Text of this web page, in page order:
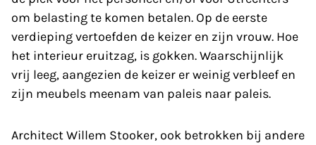
om belasting te komen betalen. Op de eerste
verdieping vertoefden de keizer en zijn vrouw. Hoe
het interieur eruitzag, is gokken. Waarschijnlijk
vrij leeg, aangezien de keizer er weinig verbleef en
zijn meubels meenam van paleis naar paleis.
Architect Willem Stooker, ook betrokken bij andere